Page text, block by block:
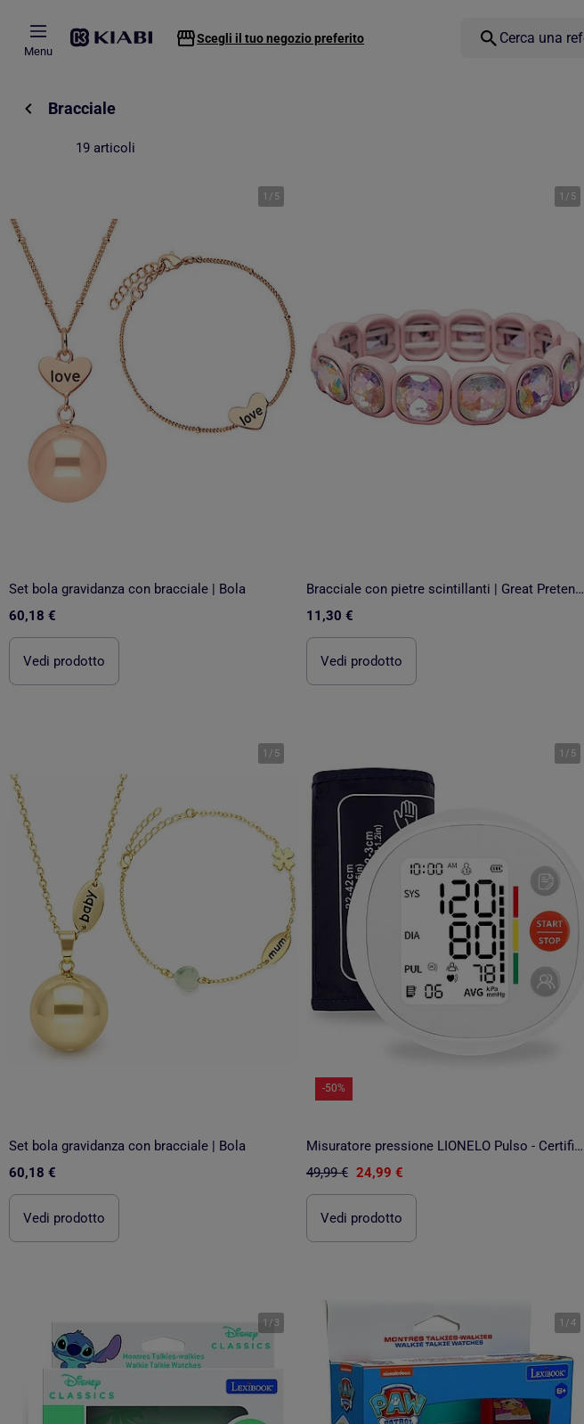
Menu
Scegli il tuo negozio preferito
Bracciale
19 articoli
1 / 5
Set bola gravidanza con bracciale | Bola
60,18 €
Vedi prodotto
1 / 5
Bracciale con pietre scintillanti | Great Pretenders
11,30 €
Vedi prodotto
1 / 5
Set bola gravidanza con bracciale | Bola
60,18 €
Vedi prodotto
1 / 5
-50%
Misuratore pressione LIONELO Pulso - Certificato - Bracciale XL 22-42cm - Memoria 2x120
49,99 € 24,99 €
Vedi prodotto
1 / 3 1 /4